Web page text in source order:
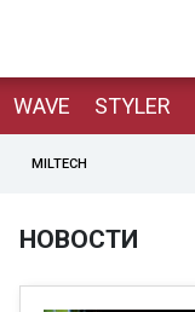
WAVE STYLER
MILTECH
НОВОСТИ